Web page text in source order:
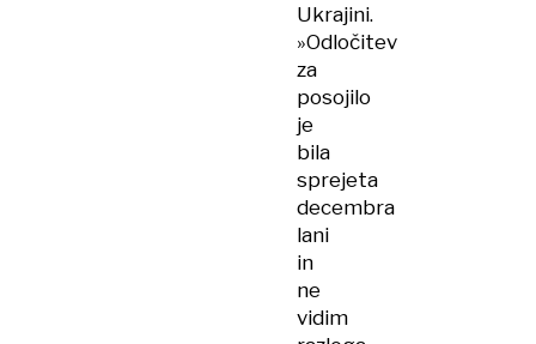
Ukrajini.
»Odločitev
za
posojilo
je
bila
sprejeta
decembra
lani
in
ne
vidim